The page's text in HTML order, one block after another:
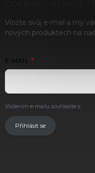
Vložte svůj e-mail a my
nových produktech na
Vložením e-mailu souhlasíte s
Přihlásit se